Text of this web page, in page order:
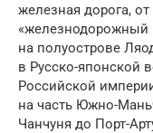
железная дорога,
«железнодорожный
на полуострове
в Русско-японской
Российской
на часть Южно-
Чанчуня до Порт-